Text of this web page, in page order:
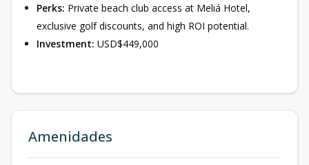
Perks: Private beach club access at Meliá Hotel,
exclusive golf discounts, and high ROI potential.
Investment: USD$449,000
Amenidades